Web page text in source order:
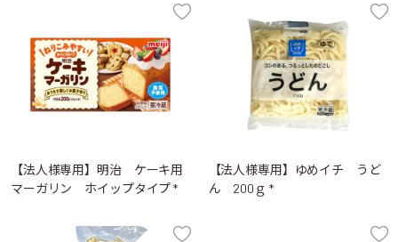
【法人様専用】明治 ケーキ用
マーガリン ホイップタイプ *
【法人様専用】ゆめイチ うど
ん 200ｇ *